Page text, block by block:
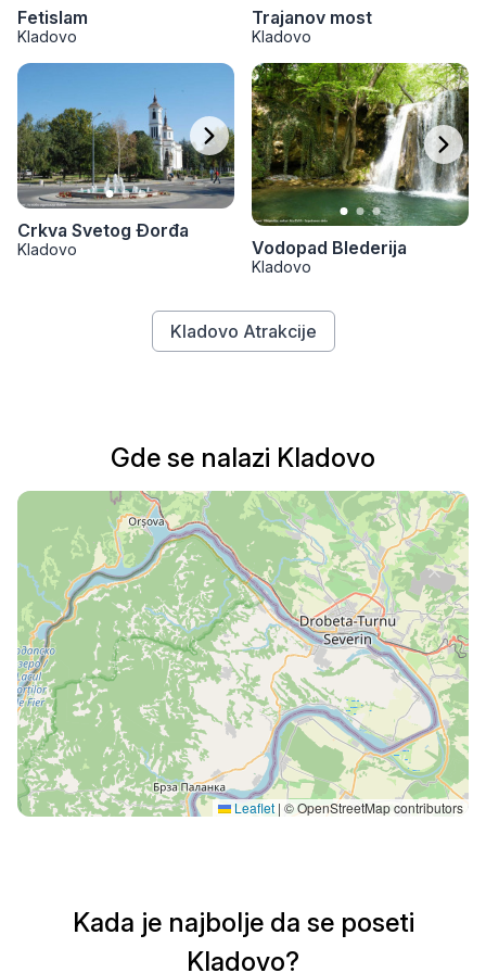
Fetislam
Kladovo
Trajanov most
Kladovo
Crkva Svetog Đorđa
Kladovo Vodopad Blederija
Kladovo
Kladovo Atrakcije
Gde se nalazi Kladovo
Leaflet | © OpenStreetMap contributors
Kada je najbolje da se poseti
Kladovo?